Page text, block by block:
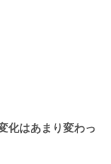
化はあまり変わっ